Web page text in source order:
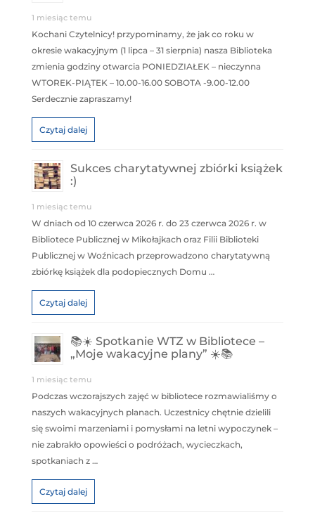
1 miesiąc temu
Kochani Czytelnicy! przypominamy, że jak co roku w
okresie wakacyjnym (1 lipca – 31 sierpnia) nasza Biblioteka
zmienia godziny otwarcia PONIEDZIAŁEK – nieczynna
WTOREK-PIĄTEK – 10.00-16.00 SOBOTA -9.00-12.00
Serdecznie zapraszamy!
Czytaj dalej
Sukces charytatywnej zbiórki książek
:)
1 miesiąc temu
W dniach od 10 czerwca 2026 r. do 23 czerwca 2026 r. w
Bibliotece Publicznej w Mikołajkach oraz Filii Biblioteki
Publicznej w Woźnicach przeprowadzono charytatywną
zbiórkę książek dla podopiecznych Domu …
Czytaj dalej
📚☀️ Spotkanie WTZ w Bibliotece –
„Moje wakacyjne plany” ☀️📚
1 miesiąc temu
Podczas wczorajszych zajęć w bibliotece rozmawialiśmy o
naszych wakacyjnych planach. Uczestnicy chętnie dzielili
się swoimi marzeniami i pomysłami na letni wypoczynek –
nie zabrakło opowieści o podróżach, wycieczkach,
spotkaniach z …
Czytaj dalej